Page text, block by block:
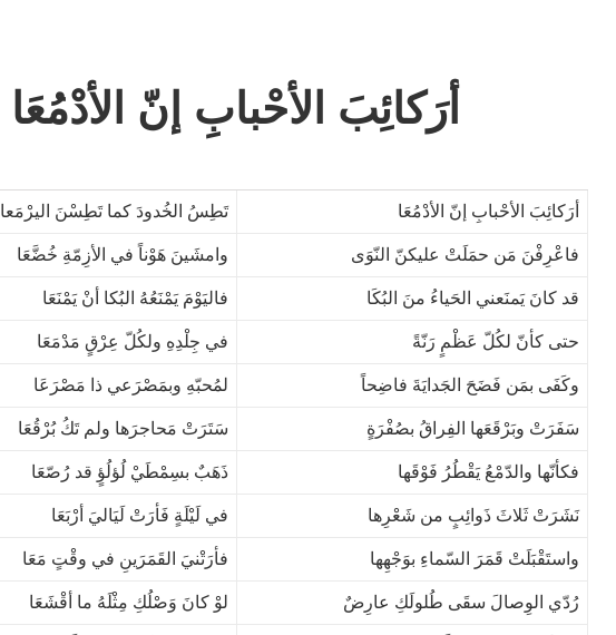
أرَكائِبَ الأحْبابِ إنّ الأدْمُعَا
أرَكائِبَ الأحْبابِ إنّ الأدْمُعَا تَطِسُ الخُدودَ كما تَطِسْنَ اليرْمَعا
فاعْرِفْنَ مَن حمَلَتْ عليكنّ النّوَى وامشَينَ هَوْناً في الأزِمّةِ خُضَّعَا
قد كانَ يَمنَعني الحَياءُ منَ البُكَا فاليَوْمَ يَمْنَعُهُ البُكا أنْ يَمْنَعَا
حتى كأنّ لكُلّ عَظْمٍ رَنّةً في جِلْدِهِ ولكُلّ عِرْقٍ مَدْمَعَا
وكَفَى بمَن فَضَحَ الجَدايَةَ فاضِحاً لمُحبّهِ وبمَصْرَعي ذا مَصْرَعَا
سَفَرَتْ وبَرْقَعَها الفِراقُ بصُفْرَةٍ سَتَرَتْ مَحاجرَها ولم تَكُ بُرْقُعَا
فكأنّها والدّمْعُ يَقْطُرُ فَوْقَها ذَهَبٌ بسِمْطَيْ لُؤلُؤٍ قد رُصّعَا
نَشَرَتْ ثَلاثَ ذَوائِبٍ من شَعْرِها في لَيْلَةٍ فَأرَتْ لَيَاليَ أرْبَعَا
واستَقْبَلَتْ قَمَرَ السّماءِ بوَجْهِها فأرَتْنيَ القَمَرَينِ في وقْتٍ مَعَا
رُدّي الوِصالَ سقَى طُلولَكِ عارِضٌ لوْ كانَ وَصْلُكِ مِثْلَهُ ما أقْشَعَا